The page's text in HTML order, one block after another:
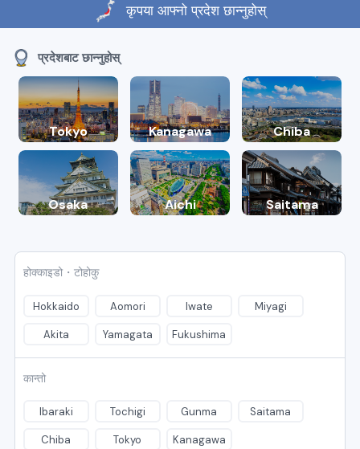
कृपया आफ्नो प्रदेश छान्नुहोस्
प्रदेशबाट छान्नुहोस्
Tokyo Kanagawa Chiba
Osaka Aichi Saitama
होक्काइडो・टोहोकु
Hokkaido Aomori Iwate Miyagi
Akita Yamagata Fukushima
कान्तो
Ibaraki Tochigi Gunma Saitama
Chiba Tokyo Kanagawa